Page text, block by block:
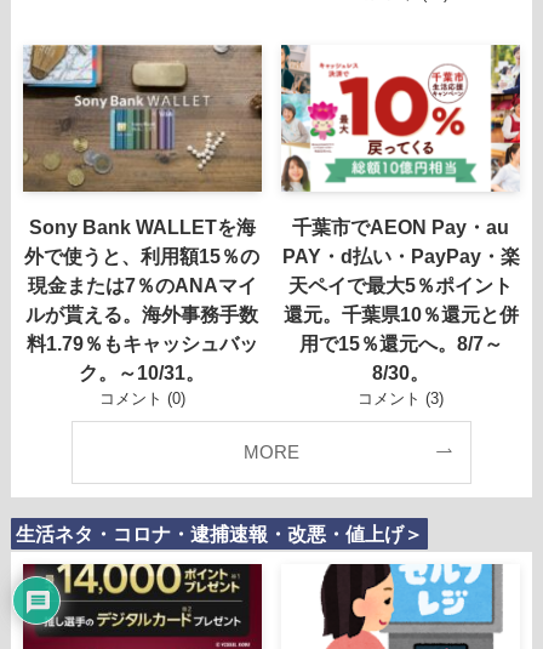
Sony Bank WALLETを海
外で使うと、利用額15％の
現金または7％のANAマイ
ルが貰える。海外事務手数
料1.79％もキャッシュバッ
ク。～10/31。
コメント (0)
千葉市でAEON Pay・au
PAY・d払い・PayPay・楽
天ペイで最大5％ポイント
還元。千葉県10％還元と併
用で15％還元へ。8/7～
8/30。
コメント (3)
MORE
生活ネタ・コロナ・逮捕速報・改悪・値上げ＞